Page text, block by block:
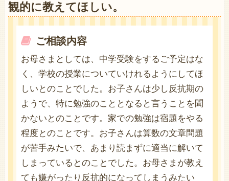
観的に教えてほしい。
ご相談内容
お母さまとしては、中学受験をするご予定はな
く、学校の授業についていけれるようにしてほ
しいとのことでした。お子さんは少し反抗期の
ようで、特に勉強のこととなると言うことを聞
かないとのことです。家での勉強は宿題をやる
程度とのことです。お子さんは算数の文章問題
が苦手みたいで、あまり読まずに適当に解いて
しまっているとのことでした。お母さまが教え
ても嫌がったり反抗的になってしまうみたい